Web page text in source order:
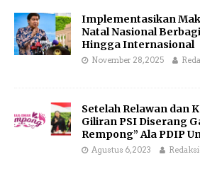
Implementasikan
Natal Nasional
Hingga Internasional
November 28, 2025
Setelah Relawan dan
Giliran PSI Diserang
Rempong” Ala PDIP
Agustus 6, 2023